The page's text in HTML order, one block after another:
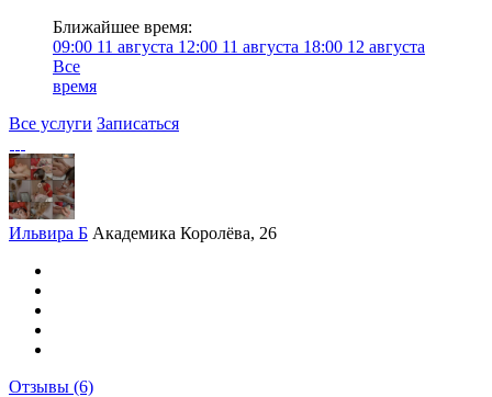
Ближайшее время:
09:00 11 августа 12:00 11 августа 18:00 12 августа
Все
время
Все услуги Записаться
Ильвира Б Академика Королёва, 26
Отзывы (6)